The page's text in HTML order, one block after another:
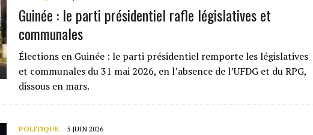
Guinée : le parti présidentiel rafle législatives et
communales
Élections en Guinée : le parti présidentiel remporte les législatives
et communales du 31 mai 2026, en l’absence de l’UFDG et du RPG,
dissous en mars.
POLITIQUE 5 JUIN 2026